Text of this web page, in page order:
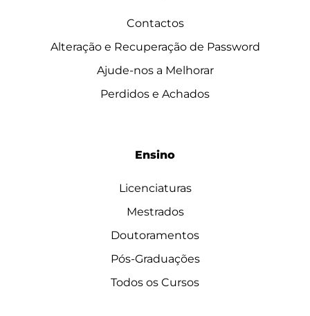
Contactos
Alteração e Recuperação de Password
Ajude-nos a Melhorar
Perdidos e Achados
Ensino
Licenciaturas
Mestrados
Doutoramentos
Pós-Graduações
Todos os Cursos